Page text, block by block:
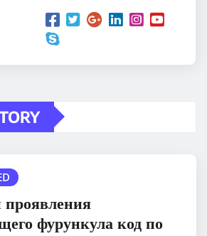
проявления
фурункула код по